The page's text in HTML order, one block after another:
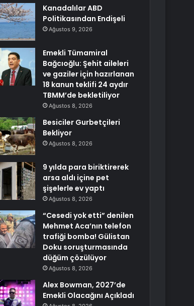
Kanadalılar ABD
Politikasından Endişeli
Ağustos 9, 2026
Emekli Tümamiral
Bağcıoğlu: Şehit aileleri
ve gaziler için hazırlanan
18 kanun teklifi 24 aydır
TBMM’de bekletiliyor
Ağustos 8, 2026
Besiciler Gurbetçileri
Bekliyor
Ağustos 8, 2026
9 yılda para biriktirerek
arsa aldı içine pet
şişelerle ev yaptı
Ağustos 8, 2026
“Cesedi yok etti” denilen
Mehmet Aca’nın telefon
trafiği bomba! Gülistan
Doku soruşturmasında
düğüm çözülüyor
Ağustos 8, 2026
Alex Bowman, 2027’de
Emekli Olacağını Açıkladı